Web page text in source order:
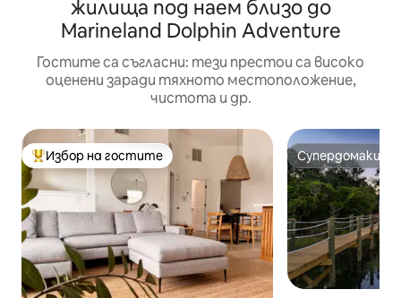
жилища под наем близо до
Marineland Dolphin Adventure
Гостите са съгласни: тези престои са високо
оценени заради тяхното местоположение,
чистота и др.
Най-популярен избор на гостите
Избор на гостите Супердомакин
Супердомакин